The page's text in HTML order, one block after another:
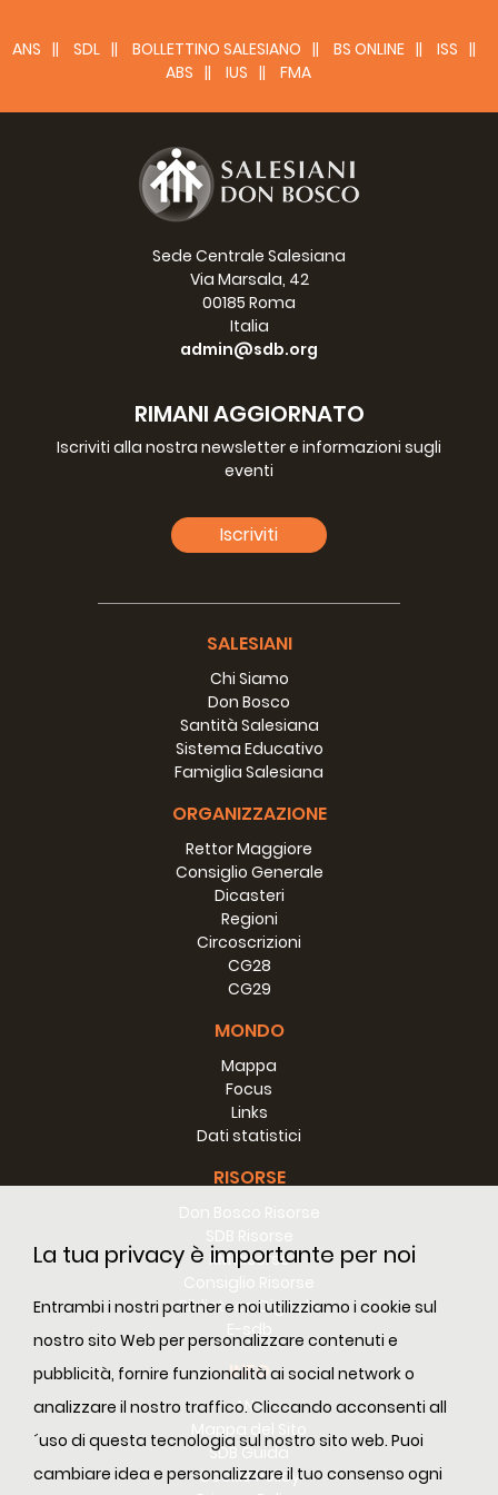
La tua privacy è importante per noi
Entrambi i nostri partner e noi utilizziamo i cookie sul
nostro sito Web per personalizzare contenuti e
pubblicità, fornire funzionalità ai social network o
analizzare il nostro traffico. Cliccando acconsenti all
´uso di questa tecnologia sul nostro sito web. Puoi
cambiare idea e personalizzare il tuo consenso ogni
ANS SDL BOLLETTINO SALESIANO BS ONLINE
ISS
ABS
IUS FMA
Sede Centrale Salesiana
Via Marsala, 42
00185 Roma
Italia
admin@sdb.org
RIMANI AGGIORNATO
Iscriviti alla nostra newsletter e informazioni sugli
eventi
Iscriviti
SALESIANI
Chi Siamo
Don Bosco
Santità Salesiana
Sistema Educativo
Famiglia Salesiana
ORGANIZZAZIONE
Rettor Maggiore
Consiglio Generale
Dicasteri
Regioni
Circoscrizioni
CG28
CG29
MONDO
Mappa
Focus
Links
Dati statistici
RISORSE
RM Risorse
Biblioteca Digitale
E-sdb
INFO
ANS
Mappa del Sito
SDB Guida
Cookie Policy